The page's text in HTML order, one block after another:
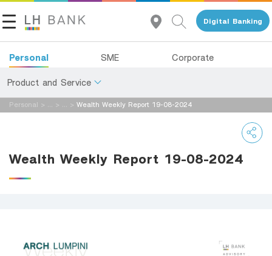
Digital Banking
Personal SME Corporate
Product and Service
About Us
Contact Us
Tel 1327 TH EN
Personal > > > Wealth Weekly Report 19-08-2024
Wealth Weekly Report 19-08-2024